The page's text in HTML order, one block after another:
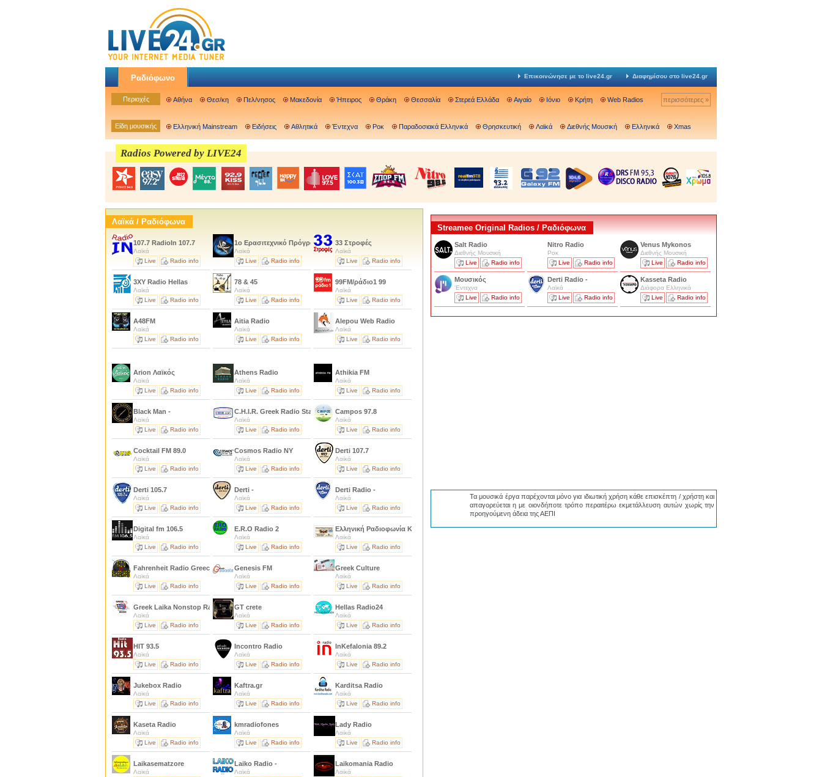
Ραδιόφωνο Επικοινώνησε με το live24.gr Διαφημίσου στο live24.gr
Περιοχές Αθήνα Θεσ/κη Πελ/νησος Μακεδονία Ήπειρος Θράκη Θεσσαλία Στερεά Ελλάδα Αιγαίο Ιόνιο Κρήτη Web Radios περισσότερες »
Είδη μουσικής Ελληνική Mainstream Ειδήσεις Αθλητικά Έντεχνα Ροκ Παραδοσιακά Ελληνικά Θρησκευτική Λαϊκά Διεθνής Μουσική Ελληνικά Xmas
Radios Powered by LIVE24
Λαϊκά / Ραδιόφωνα
107.7 RadioIn 107.7
Λαϊκά
Live
Radio info
1ο Ερασιτεχνικό Πρόγραμμα Γαργαλιάνων
Λαϊκά
Live
Radio info
33 Στροφές
Λαϊκά
Live
Radio info
3XY Radio Hellas
Λαϊκά
Live
Radio info
78 & 45
Λαϊκά
Live
Radio info
99FM/ράδιο1 99
Λαϊκά
Live
Radio info
A48FM
Λαϊκά
Live
Radio info
Aitia Radio
Λαϊκά
Live
Radio info
Alepou Web Radio
Λαϊκά
Live
Radio info
Arion Λαϊκός
Λαϊκά
Live
Radio info
Athens Radio
Λαϊκά
Live
Radio info
Athikia FM
Λαϊκά
Live
Radio info
Black Man -
Λαϊκά
Live
Radio info
C.H.I.R. Greek Radio Station
Λαϊκά
Live
Radio info
Campos 97.8
Λαϊκά
Live
Radio info
Cocktail FM 89.0
Λαϊκά
Live
Radio info
Cosmos Radio NY
Λαϊκά
Live
Radio info
Derti 107.7
Λαϊκά
Live
Radio info
Derti 105.7
Λαϊκά
Live
Radio info
Derti -
Λαϊκά
Live
Radio info
Derti Radio -
Λαϊκά
Live
Radio info
Digital fm 106.5
Λαϊκά
Live
Radio info
E.R.O Radio 2
Λαϊκά
Live
Radio info
Eλληνική Ραδιοφωνία Καλαμάτας 101.5
Λαϊκά
Live
Radio info
Fahrenheit Radio Greece
Λαϊκά
Live
Radio info
Genesis FM
Λαϊκά
Live
Radio info
Greek Culture
Λαϊκά
Live
Radio info
Greek Laika Nonstop Radio
Λαϊκά
Live
Radio info
GT crete
Λαϊκά
Live
Radio info
Hellas Radio24
Λαϊκά
Live
Radio info
HIT 93.5
Λαϊκά
Live
Radio info
Incontro Radio
Λαϊκά
Live
Radio info
InKefalonia 89.2
Λαϊκά
Live
Radio info
Jukebox Radio
Λαϊκά
Live
Radio info
Kaftra.gr
Λαϊκά
Live
Radio info
Karditsa Radio
Λαϊκά
Live
Radio info
Kaseta Radio
Λαϊκά
Live
Radio info
kmradiofones
Λαϊκά
Live
Radio info
Lady Radio
Λαϊκά
Live
Radio info
Laikasematzore
Λαϊκά
Laiko Radio -
Λαϊκά
Laikomania Radio
Λαϊκά
Streamee Original Radios / Ραδιόφωνα
Salt Radio
Διεθνής Μουσική
Live
Radio info
Nitro Radio
Ροκ
Live
Radio info
Venus Mykonos
Διεθνής Μουσική
Live
Radio info
Μουσικός
'Εντεχνα
Live
Radio info
Derti Radio -
Λαϊκά
Live
Radio info
Kasseta Radio
Διάφορα Ελληνικά
Live
Radio info
Τα μουσικά έργα παρέχονται μόνο για ιδιωτική χρήση κάθε επισκέπτη / χρήστη και
απαγορεύεται η με οιονδήποτε τρόπο περαιτέρω εκμετάλλευση αυτών χωρίς την
προηγούμενη άδεια της ΑΕΠΙ